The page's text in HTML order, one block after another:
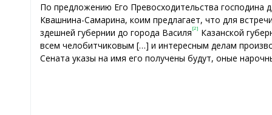
По предложению Его Превосходительства господина
Квашнина-Самарина, коим предлагает, что для
здешней губернии до города Василя [2] Казанской
всем челобитчиковым […] и интересным делам
Сената указы на имя его получены будут, оные